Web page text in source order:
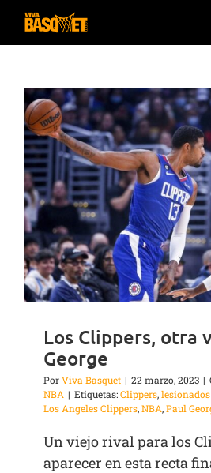
Saltar
Los Clippers, otra
George
PorViva Basquet | 22 marzo, 2023 |
NBA | Etiquetas:Clippers,
Los Angeles Clippers,NBA,Paul
Un viejo rival para los
aparecer en esta recta